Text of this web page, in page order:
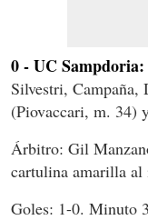
0 - UC Sampdoria:
Silvestri,
(Piovaccari, m. 34)
Árbitro: Gil
cartulina amarilla al
Goles: 1-0. Minuto